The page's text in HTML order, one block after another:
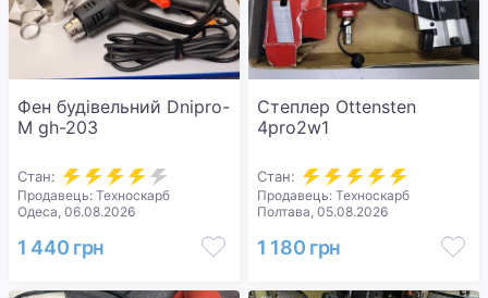
Фен будівельний Dnipro-
M gh-203
Стан:
Продавець: Техноскарб
Одеса, 06.08.2026
1 440 грн
Степлер Ottensten
4pro2w1
Стан:
Продавець: Техноскарб
Полтава, 05.08.2026
1 180 грн